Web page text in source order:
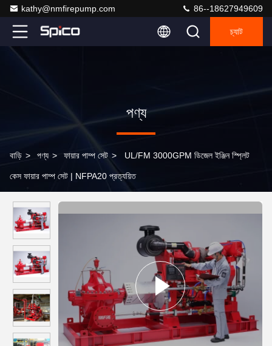
kathy@nmfirepump.com 86--18627949609
চ্যাট
পণ্য
বাড়ি > পণ্য > ফায়ার পাম্প সেট > UL/FM 3000GPM ডিজেল ইঞ্জিন স্প্লিট
কেস ফায়ার পাম্প সেট | NFPA20 প্রত্যয়িত